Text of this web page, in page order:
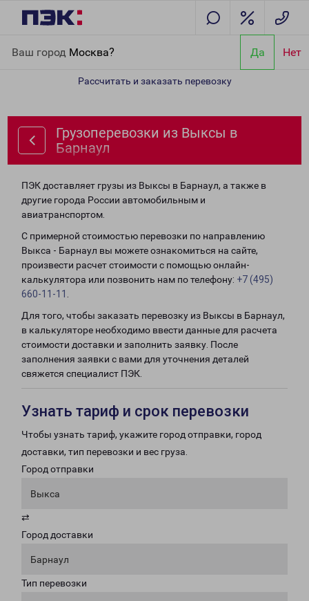
Ваш город Москва? Да Нет
Рассчитать и заказать перевозку
Грузоперевозки из Выксы в
Барнаул
ПЭК доставляет грузы из Выксы в Барнаул, а также в
другие города России автомобильным и
авиатранспортом.
С примерной стоимостью перевозки по направлению
Выкса - Барнаул вы можете ознакомиться на сайте,
произвести расчет стоимости с помощью онлайн-
калькулятора или позвонить нам по телефону: +7 (495)
660-11-11
Для того, чтобы заказать перевозку из Выксы в Барнаул,
в калькуляторе необходимо ввести данные для расчета
стоимости доставки и заполнить заявку. После
заполнения заявки с вами для уточнения деталей
свяжется специалист ПЭК.
Узнать тариф и срок перевозки
Чтобы узнать тариф, укажите город отправки, город
доставки, тип перевозки и вес груза.
Город отправки
Выкса
⇄
Город доставки
Барнаул
Тип перевозки